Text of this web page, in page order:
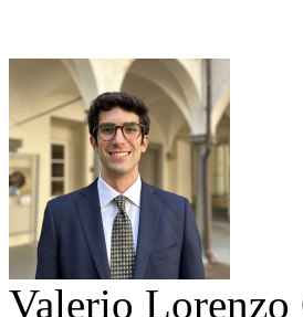
Valerio Lorenzo